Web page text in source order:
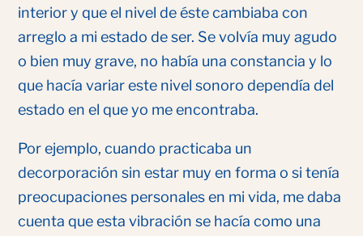
interior y que el nivel de éste cambiaba con
arreglo a mi estado de ser. Se volvía muy agudo
o bien muy grave, no había una constancia y lo
que hacía variar este nivel sonoro dependía del
estado en el que yo me encontraba.
Por ejemplo, cuando practicaba un
decorporación sin estar muy en forma o si tenía
preocupaciones personales en mi vida, me daba
cuenta que esta vibración se hacía como una